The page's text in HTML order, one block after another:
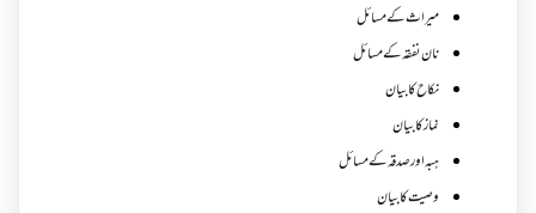
میراث کے مسائل
نان نفقہ کے مسائل
نکاح کا بیان
نماز کا بیان
ہبہ اور صدقہ کے مسائل
وصیت کا بیان